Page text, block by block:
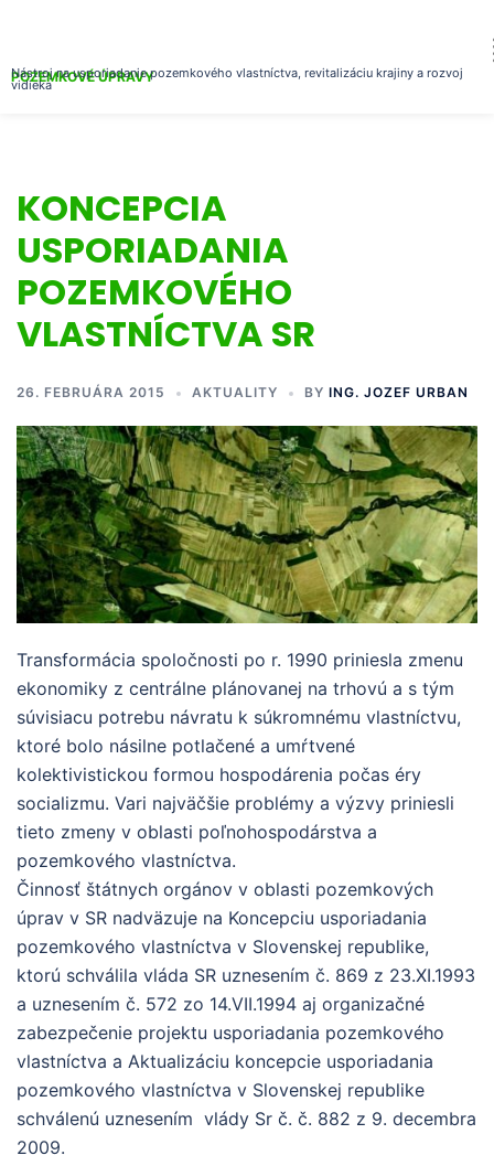
POZEMKOVÉ ÚPRAVY
Nástroj na usporiadanie pozemkového vlastníctva, revitalizáciu krajiny a rozvoj
vidieka
KONCEPCIA
USPORIADANIA
POZEMKOVÉHO
VLASTNÍCTVA SR
26. FEBRUÁRA 2015 AKTUALITY BY ING. JOZEF URBAN
Transformácia spoločnosti po r. 1990 priniesla zmenu
ekonomiky z centrálne plánovanej na trhovú a s tým
súvisiacu potrebu návratu k súkromnému vlastníctvu,
ktoré bolo násilne potlačené a umŕtvené
kolektivistickou formou hospodárenia počas éry
socializmu. Vari najväčšie problémy a výzvy priniesli
tieto zmeny v oblasti poľnohospodárstva a
pozemkového vlastníctva.
Činnosť štátnych orgánov v oblasti pozemkových
úprav v SR nadväzuje na Koncepciu usporiadania
pozemkového vlastníctva v Slovenskej republike,
ktorú schválila vláda SR uznesením č. 869 z 23.XI.1993
a uznesením č. 572 zo 14.VII.1994 aj organizačné
zabezpečenie projektu usporiadania pozemkového
vlastníctva a Aktualizáciu koncepcie usporiadania
pozemkového vlastníctva v Slovenskej republike
schválenú uznesením vlády Sr č. č. 882 z 9. decembra
2009.